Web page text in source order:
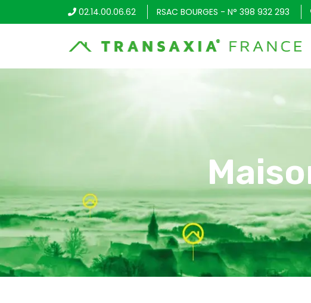
02.14.00.06.62 RSAC BOURGES - N° 398 932 293